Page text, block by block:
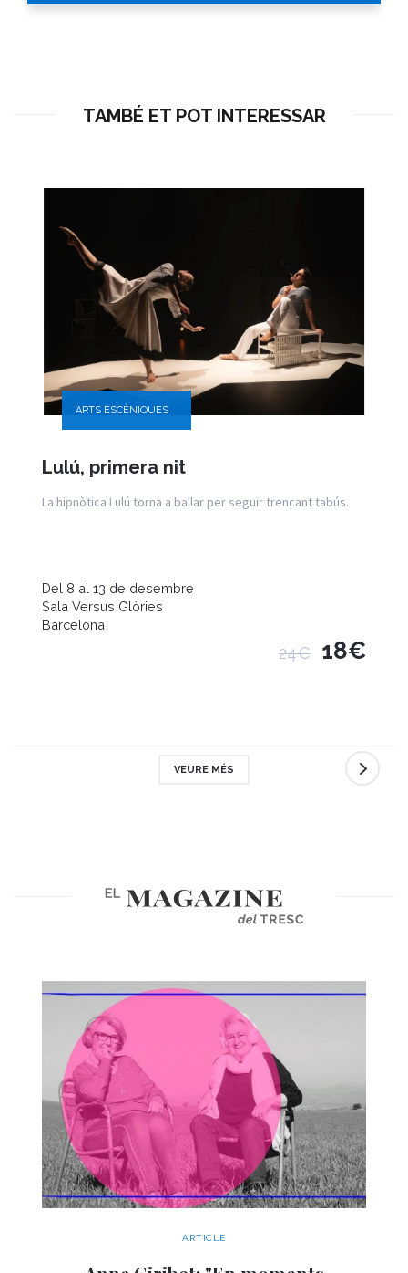
TAMBÉ ET POT INTERESSAR
ARTS ESCÈNIQUES
Lulú, primera nit
La hipnòtica Lulú torna a ballar per seguir trencant tabús.
Del 8 al 13 de desembre
Sala Versus Glòries
Barcelona
24€ 18€
VEURE MÉS
ARTICLE